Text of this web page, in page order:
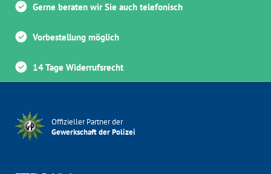
Gerne beraten wir Sie auch telefonisch
Vorbestellung möglich
14 Tage Widerrufsrecht
Offizieller Partner der
Gewerkschaft der Polizei